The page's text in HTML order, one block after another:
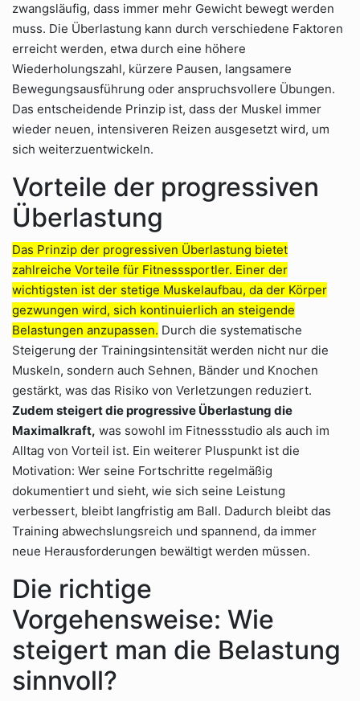
zwangsläufig, dass immer mehr Gewicht bewegt werden
muss. Die Überlastung kann durch verschiedene Faktoren
erreicht werden, etwa durch eine höhere
Wiederholungszahl, kürzere Pausen, langsamere
Bewegungsausführung oder anspruchsvollere Übungen.
Das entscheidende Prinzip ist, dass der Muskel immer
wieder neuen, intensiveren Reizen ausgesetzt wird, um
sich weiterzuentwickeln.
Vorteile der progressiven
Überlastung
Das Prinzip der progressiven Überlastung bietet
zahlreiche Vorteile für Fitnesssportler. Einer der
wichtigsten ist der stetige Muskelaufbau, da der Körper
gezwungen wird, sich kontinuierlich an steigende
Belastungen anzupassen. Durch die systematische
Steigerung der Trainingsintensität werden nicht nur die
Muskeln, sondern auch Sehnen, Bänder und Knochen
gestärkt, was das Risiko von Verletzungen reduziert.
Zudem steigert die progressive Überlastung die
Maximalkraft, was sowohl im Fitnessstudio als auch im
Alltag von Vorteil ist. Ein weiterer Pluspunkt ist die
Motivation: Wer seine Fortschritte regelmäßig
dokumentiert und sieht, wie sich seine Leistung
verbessert, bleibt langfristig am Ball. Dadurch bleibt das
Training abwechslungsreich und spannend, da immer
neue Herausforderungen bewältigt werden müssen.
Die richtige
Vorgehensweise: Wie
steigert man die Belastung
sinnvoll?